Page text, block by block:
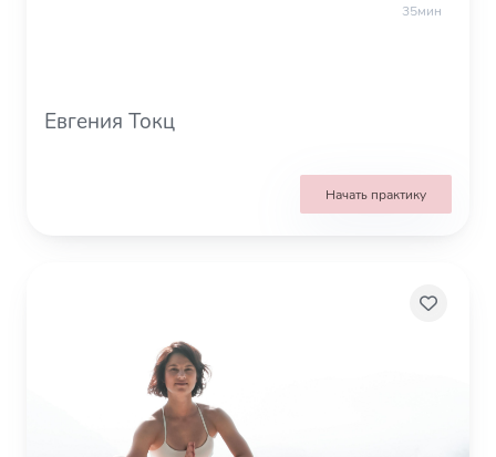
35мин
Евгения Токц
Начать практику